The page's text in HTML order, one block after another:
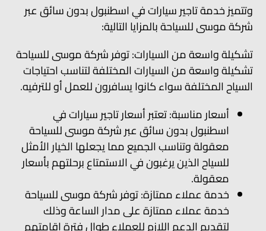
وتتميز خدمة تاجير سيارات في اسطنبول بدون سائق عبر
شركة موسى للسياحة بالمزايا التالية:
تشكيلة واسعة من السيارات: توفر شركة موسى للسياحة
تشكيلة واسعة من السيارات المختلفة لتناسب احتياجات
السياح المختلفة سواء كانوا يسافرون للعمل أو للترفيه.
أسعار مناسبة: تعتبر أسعار تاجير سيارات في
اسطنبول بدون سائق عبر شركة موسى للسياحة
معقولة وتناسب الجميع مما يجعلها الخيار الأمثل
للسياح الذين يرغبون في الاستمتاع برحلتهم بأسعار
معقولة.
خدمة عملاء ممتازة: توفر شركة موسى للسياحة
خدمة عملاء ممتازة على مدار الساعة وذلك
لتقديم الدعم اللازم للعملاء طوال فترة إقامتهم